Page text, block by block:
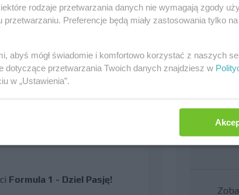
Formula 1 - Dziel Pasję!
Czy
rodzaje przetwarzania danych nie wymagają zgody
Preferencje będą miały zastosowania tylko
abyś mógł świadomie i komfortowo korzystać z naszych
dotyczące przetwarzania Twoich danych znajdziesz w
w „Ustawienia”.